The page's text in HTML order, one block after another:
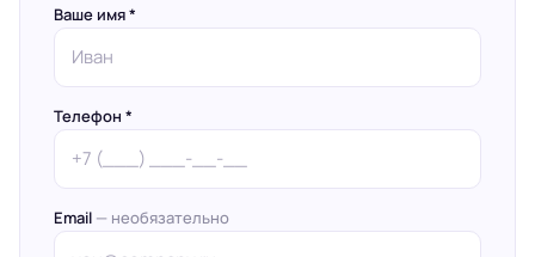
Ваше имя *
Телефон *
Email — необязательно